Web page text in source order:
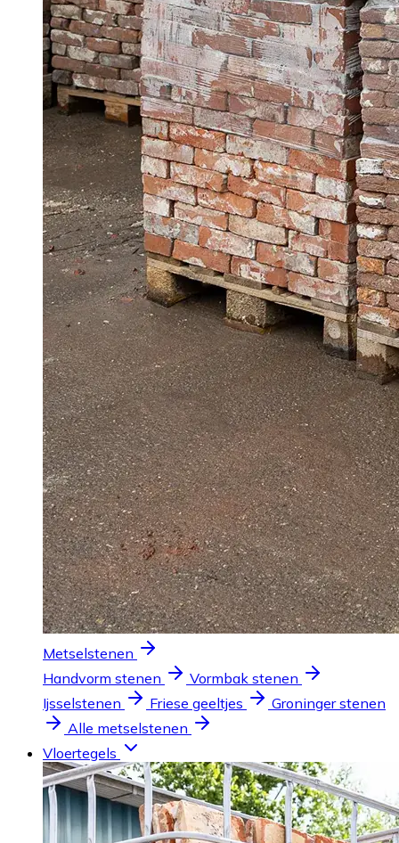
Metselstenen
Handvorm stenen
Vormbak stenen
Ijsselstenen
Friese geeltjes
Groninger stenen
Alle metselstenen
Vloertegels